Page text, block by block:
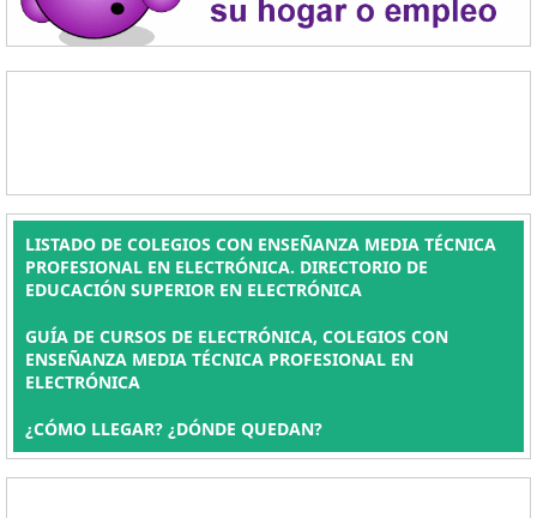
LISTADO DE COLEGIOS CON ENSEÑANZA MEDIA TÉCNICA
PROFESIONAL EN ELECTRÓNICA. DIRECTORIO DE
EDUCACIÓN SUPERIOR EN ELECTRÓNICA
GUÍA DE CURSOS DE ELECTRÓNICA, COLEGIOS CON
ENSEÑANZA MEDIA TÉCNICA PROFESIONAL EN
ELECTRÓNICA
¿CÓMO LLEGAR? ¿DÓNDE QUEDAN?